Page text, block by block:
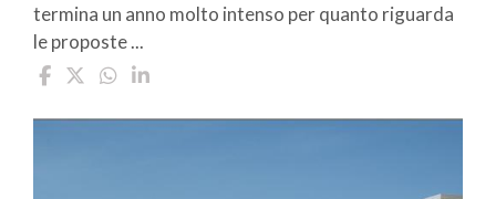
termina un anno molto intenso per quanto riguarda
le proposte ...